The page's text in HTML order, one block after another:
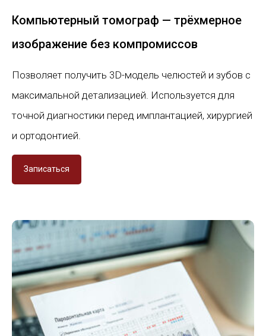
Компьютерный томограф — трёхмерное
изображение без компромиссов
Позволяет получить 3D-модель челюстей и зубов с
максимальной детализацией. Используется для
точной диагностики перед имплантацией, хирургией
и ортодонтией.
Записаться